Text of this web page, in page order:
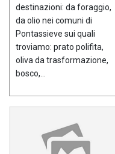
destinazioni: da foraggio,
da olio nei comuni di
Pontassieve sui quali
troviamo: prato polifita,
oliva da trasformazione,
bosco,...